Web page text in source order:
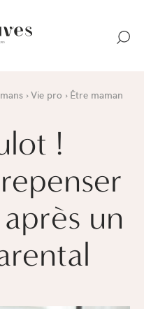
Vie pro Être maman
!
un